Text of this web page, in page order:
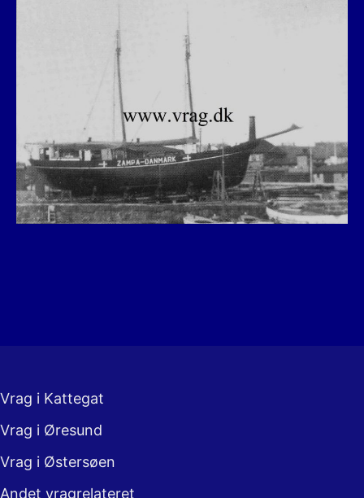
Vrag i Kattegat
Vrag i Øresund
Vrag i Østersøen
Andet vragrelateret